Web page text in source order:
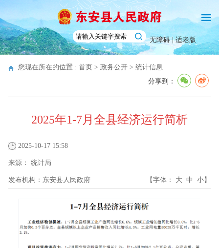
无障碍 |适老版
您现在所在的位置 : 首页 > 政务公开 > 统计信息
分享到：
2025年1-7月全县经济运行简析
2025-10-17 15:58
来源： 统计局
发布机构： 东安县人民政府 【字体： 大 中 小】